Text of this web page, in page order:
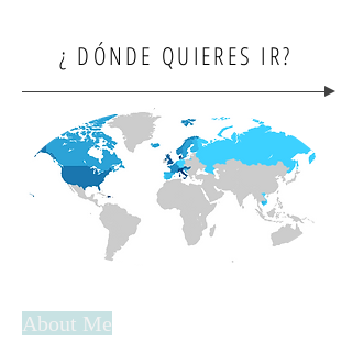
¿ DÓNDE QUIERES IR?
About Me